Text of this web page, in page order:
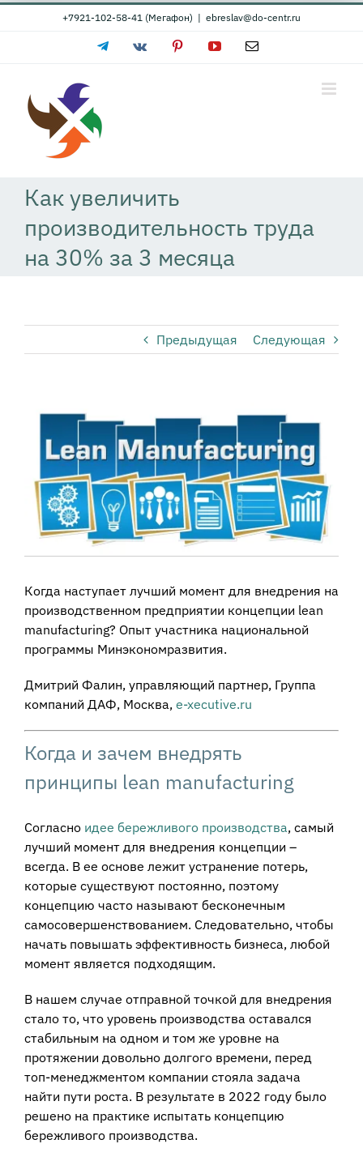
Skip
+7921-102-58-41 (Мегафон) | ebreslav@do-centr.ru
TelegramVk PinterestYouTubeEmail
Как увеличить
производительность труда
на 30% за 3 месяца
Предыдущая Следующая
View
Image
Когда наступает лучший момент для внедрения на
производственном предприятии концепции lean
manufacturing? Опыт участника национальной
программы Минэкономразвития.
Дмитрий Фалин, управляющий партнер, Группа
компаний ДАФ, Москва, e-xecutive.ru
Когда и зачем внедрять
принципы lean manufacturing
Согласно идее бережливого производства, самый
лучший момент для внедрения концепции –
всегда. В ее основе лежит устранение потерь,
которые существуют постоянно, поэтому
концепцию часто называют бесконечным
самосовершенствованием. Следовательно, чтобы
начать повышать эффективность бизнеса, любой
момент является подходящим.
В нашем случае отправной точкой для внедрения
стало то, что уровень производства оставался
стабильным на одном и том же уровне на
протяжении довольно долгого времени, перед
топ-менеджментом компании стояла задача
найти пути роста. В результате в 2022 году было
решено на практике испытать концепцию
бережливого производства.